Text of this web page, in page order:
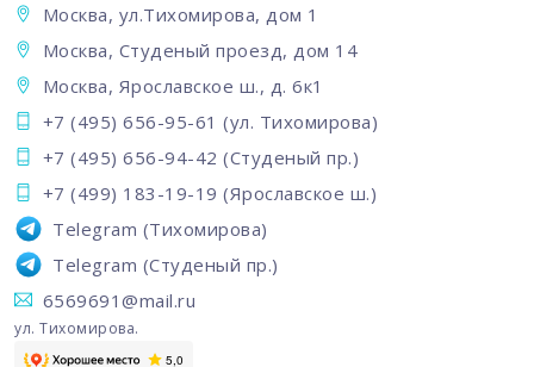
Москва, ул.Тихомирова, дом 1
Москва, Студеный проезд, дом 14
Москва, Ярославское ш., д. 6к1
+7 (495) 656-95-61 (ул. Тихомирова)
+7 (495) 656-94-42 (Студеный пр.)
+7 (499) 183-19-19 (Ярославское ш.)
Telegram (Тихомирова)
Telegram (Студеный пр.)
6569691@mail.ru
ул. Тихомирова.